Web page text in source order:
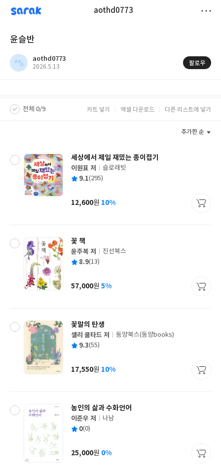
sarak aothd0773
윤슬반
aothd0773
작
2026.5.13
팔로우
전체 0/9 카트 넣기 엑셀 다운로드 다른 리스트에 넣기
추가한 순
세상에서 제일 재밌는 종이접기
글
쓴
이원표 저
출
사
슬로래빗
평 9.1(295)
가
12,600원 10%
꽃 책
글
쓴
윤주복 저
출
사
진선북스
평 8.9(13)
가
57,000원 5%
꽃말의 탄생
글
쓴
샐리 쿨타드 저
출
사
동양북스(동양books)
평 9.3(55)
가
17,550원 10%
농인의 삶과 수화언어
글
쓴
이준우 저
출
사
나남
평 0(0)
가
25,000원 0%